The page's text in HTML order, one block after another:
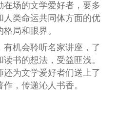
场的文学爱好者，要多
人类命运共同体方面的优
局和眼界。
机会聆听名家讲座，了
书的想法，受益匪浅。
为文学爱好者们送上了
作，传递沁人书香。